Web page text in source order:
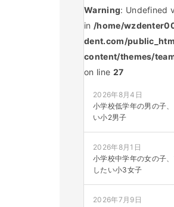
Warning: Undefined
in /home/
dent.com/
content/themes/
on line 27
2026年8月4日
小学校低学年の男の子
い小2男子
2026年8月1日
小学校中学年の女の子
したい小3女子
2026年7月9日